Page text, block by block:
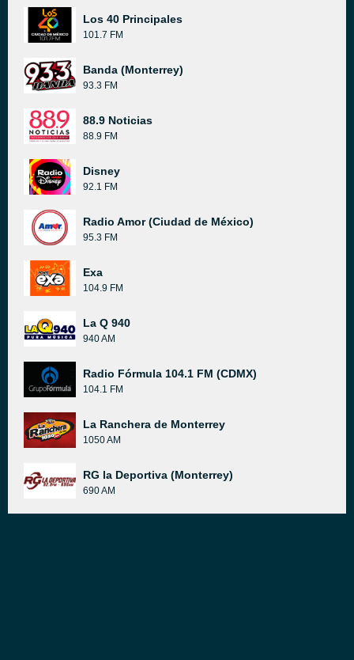
Los 40 Principales
101.7 FM
Banda (Monterrey)
93.3 FM
88.9 Noticias
88.9 FM
Disney
92.1 FM
Radio Amor (Ciudad de México)
95.3 FM
Exa
104.9 FM
La Q 940
940 AM
Radio Fórmula 104.1 FM (CDMX)
104.1 FM
La Ranchera de Monterrey
1050 AM
RG la Deportiva (Monterrey)
690 AM